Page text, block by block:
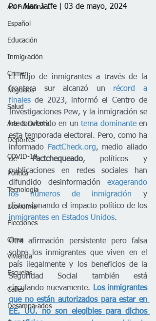
Así Funciona...
Español
Educación
Inmigración
Crimen
Negocios
Salud
Arte & Cultura
Deportes
COVID-19
Política
Tecnología
Economía
Elecciones
Clima
Vivienda
Escuelas
Calles
Desamparados
Por Alan Jaffe | 03 de mayo, 2024
El flujo de inmigrantes a través de la
frontera sur alcanzó un récord a
finales de 2023, informó el Centro de
Investigaciones Pew, y la inmigración se
ha convertido en un tema dominante en
esta temporada electoral. Pero, como ha
informado
FactCheck.org, medio aliado
de Factchequeado, políticos y
publicaciones en redes sociales han
difundido desinformación exagerando
los números de inmigración y
inmigrantes en Estados Unidos.
Otra afirmación persistente pero falsa
sobre los inmigrantes que viven en el
país ilegalmente y los beneficios de la
Seguridad Social también está
circulando nuevamente.
Los inmigrantes
que no están autorizados para estar en
EE. UU. no son elegibles para dichos